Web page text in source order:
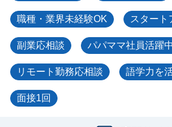
職種・業界未経験OK スタート
副業応相談 パパママ社員活躍中
リモート勤務応相談 語学力を
面接1回